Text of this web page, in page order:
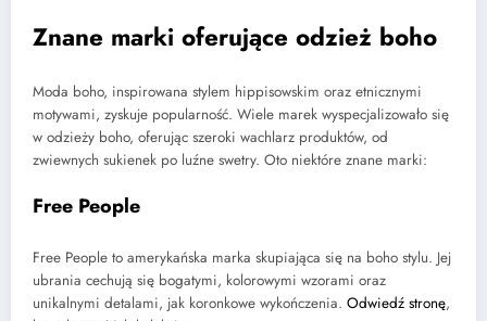
Znane marki oferujące odzież boho
Moda boho, inspirowana stylem hippisowskim oraz etnicznymi
motywami, zyskuje popularność. Wiele marek wyspecjalizowało się
w odzieży boho, oferując szeroki wachlarz produktów, od
zwiewnych sukienek po luźne swetry. Oto niektóre znane marki:
Free People
Free People to amerykańska marka skupiająca się na boho stylu. Jej
ubrania cechują się bogatymi, kolorowymi wzorami oraz
unikalnymi detalami, jak koronkowe wykończenia. Odwiedź stronę,